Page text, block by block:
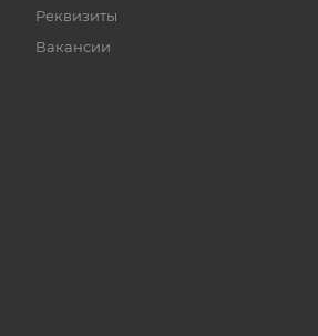
Реквизиты
Вакансии